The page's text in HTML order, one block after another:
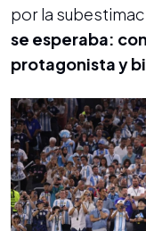
por la
se esperaba:
protagonista y